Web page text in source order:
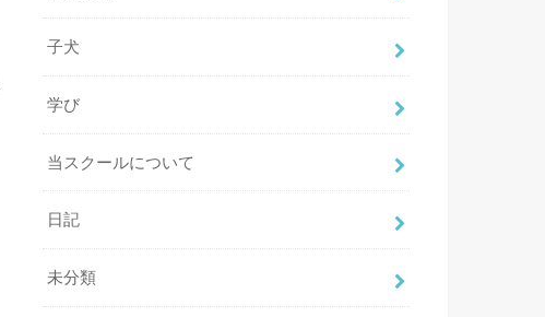
子犬
学び
当スクールについて
日記
未分類